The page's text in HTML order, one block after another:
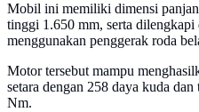
Mobil ini memiliki dimensi
tinggi 1.650 mm, serta
menggunakan penggerak roda
Motor tersebut mampu
setara dengan 258 daya kuda
Nm.